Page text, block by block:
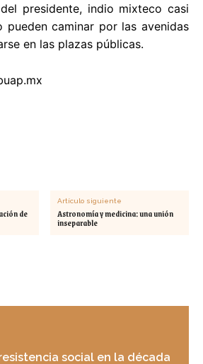
presidente, indio mixteco casi
pueden caminar por las avenidas
en las plazas públicas.
de
Artículo siguiente
Astronomía y medicina: una unión
inseparable
social en la década